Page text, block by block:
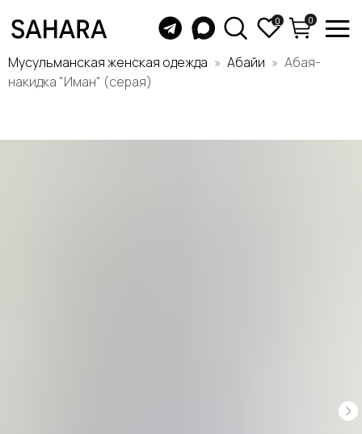
Мусульманская женская одежда Абайи
Абая-
накидка "Иман" (серая)